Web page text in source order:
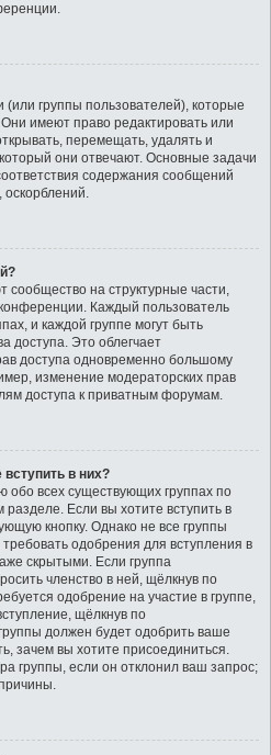
группы пользователей), которые
имеют право редактировать или
перемещать, удалять и
они отвечают. Основные задачи
содержания сообщений
сообщество на структурные части,
Каждый пользователь
и каждой группе могут быть
доступа. Это облегчает
доступа одновременно большому
изменение модераторских прав
доступа к приватным форумам.
в них?
всех существующих группах по
Если вы хотите вступить в
кнопку. Однако не все группы
одобрения для вступления в
скрытыми. Если группа
членство в ней, щёлкнув по
одобрение на участие в группе,
щёлкнув по
должен будет одобрить ваше
зачем вы хотите присоединиться.
группы, если он отклонил ваш запрос;